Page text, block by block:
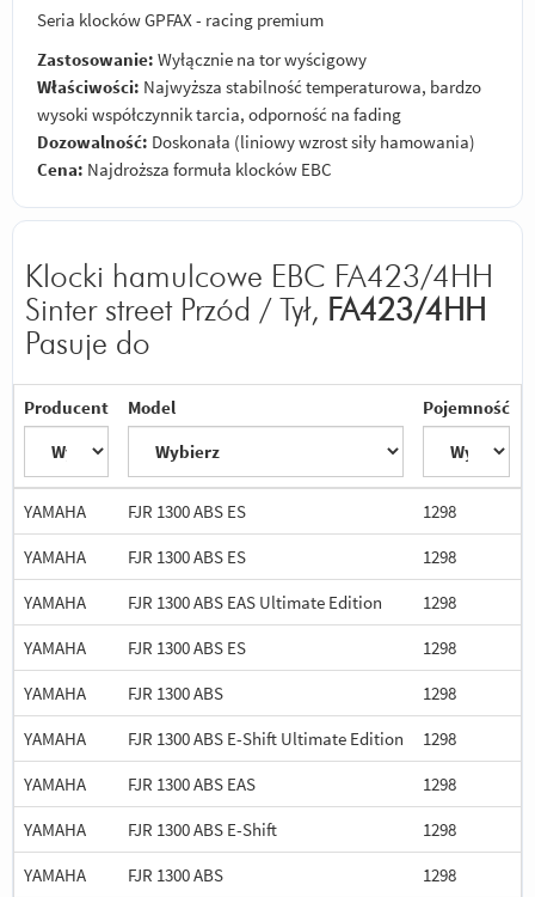
Seria klocków GPFAX - racing premium
Zastosowanie: Wyłącznie na tor wyścigowy
Właściwości: Najwyższa stabilność temperaturowa, bardzo
wysoki współczynnik tarcia, odporność na fading
Dozowalność: Doskonała (liniowy wzrost siły hamowania)
Cena: Najdroższa formuła klocków EBC
Klocki hamulcowe EBC FA423/4HH
Sinter street Przód / Tył, FA423/4HH
Pasuje do
Producent Model Pojemność
YAMAHA FJR 1300 ABS ES 1298
YAMAHA
FJR 1300 ABS ES 1298
YAMAHA
FJR 1300 ABS EAS Ultimate Edition 1298
YAMAHA
FJR 1300 ABS ES 1298
YAMAHA
FJR 1300 ABS 1298
YAMAHA
FJR 1300 ABS E-Shift Ultimate Edition 1298
YAMAHA
FJR 1300 ABS EAS 1298
YAMAHA
FJR 1300 ABS E-Shift 1298
YAMAHA
FJR 1300 ABS 1298